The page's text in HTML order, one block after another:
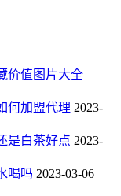
价值图片大全
何加盟代理 2023-
是白茶好点 2023-
喝吗 2023-03-06